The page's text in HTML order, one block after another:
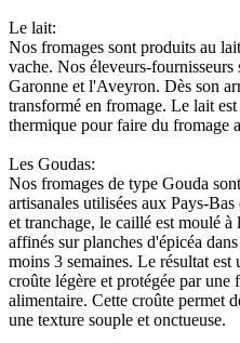
Le lait:
Nos fromages sont produits au
vache. Nos éleveurs-
Garonne et l'Aveyron. Dès son
transformé en fromage. Le lait
thermique pour faire du fromage
Les Goudas:
Nos fromages de type Gouda
artisanales utilisées aux Pays-
et tranchage, le caillé est moulé
affinés sur planches d'épicéa
moins 3 semaines. Le résultat
croûte légère et protégée par une
alimentaire. Cette croûte permet
une texture souple et onctueuse.